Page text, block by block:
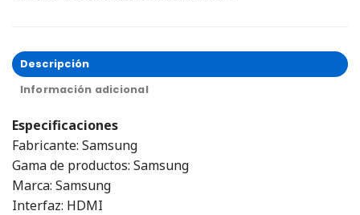
Descripción
Información adicional
Especificaciones
Fabricante: Samsung
Gama de productos: Samsung
Marca: Samsung
Interfaz: HDMI